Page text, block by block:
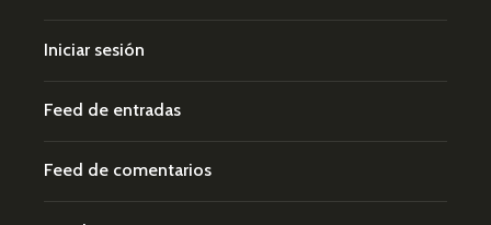
Iniciar sesión
Feed de entradas
Feed de comentarios